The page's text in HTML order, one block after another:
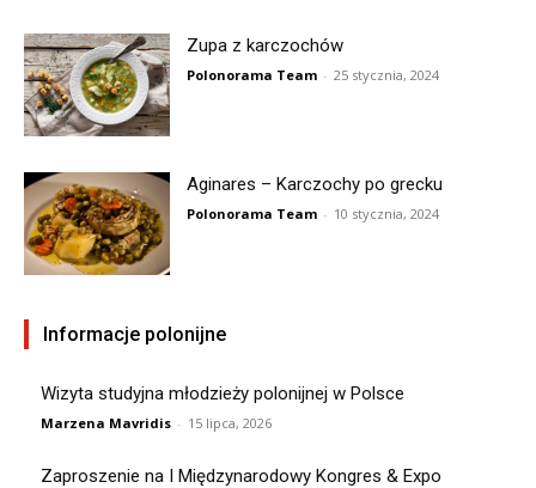
Zupa z karczochów
Polonorama Team - 25 stycznia, 2024
Aginares – Karczochy po grecku
Polonorama Team - 10 stycznia, 2024
Informacje polonijne
Wizyta studyjna młodzieży polonijnej w Polsce
Marzena Mavridis - 15 lipca, 2026
Zaproszenie na I Międzynarodowy Kongres & Expo